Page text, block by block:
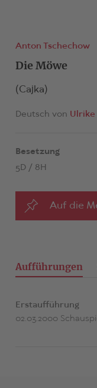
Anton Tschechow
Die Möwe
(Cajka)
Deutsch von
Besetzung
5D / 8H
Auf die
Aufführungen
Erstaufführung
02.03.2000